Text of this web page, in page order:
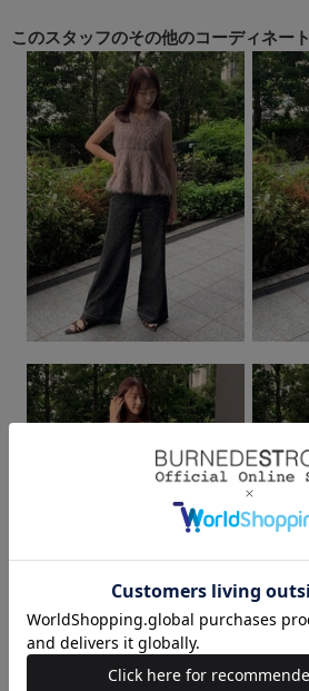
このスタッフのその他のコーディネート